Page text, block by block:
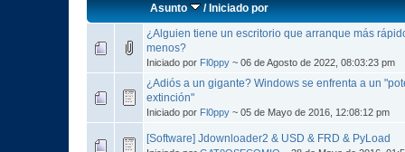
Asunto /Iniciado por
¿Alguien tiene un escritorio que arranque más
menos?
Iniciado por Fl0ppy ~ 06 de Agosto de 2022, 08:03:23 pm
¿Adiós a un gigante? Windows se enfrenta a un
extinción"
Iniciado por Fl0ppy ~ 05 de Mayo de 2016, 12:08:12 pm
[Software] Jdownloader2 & USD & FRD & PyLoad